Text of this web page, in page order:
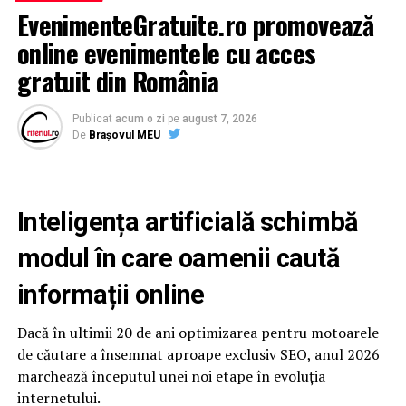
Ziarul Nationalul.ro salutÄ Èi susÈine decizia domnului
Marius Necula
vicepreÈedinte al PER
URMATORUL
APEL CÄTRE GUVERN ÈI PARLAMENTUL ROMÃNIEI
NU RATATI
LucreazÄ fÄrÄ riscuri pe Èantier alegand un serviciu de
transport moloz
EvenimenteGratuite.ro promovează
online evenimentele cu acces
gratuit din România
Publicat acum o zi pe august 7, 2026
De Brașovul MEU
Inteligența artificială schimbă
modul în care oamenii caută
informații online
Dacă în ultimii 20 de ani optimizarea pentru motoarele
de căutare a însemnat aproape exclusiv SEO, anul 2026
marchează începutul unei noi etape în evoluția
internetului.